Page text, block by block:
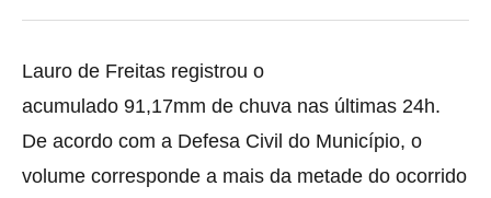
Lauro de Freitas registrou o
acumulado 91,17mm de chuva nas últimas 24h.
De acordo com a Defesa Civil do Município, o
volume corresponde a mais da metade do ocorrido